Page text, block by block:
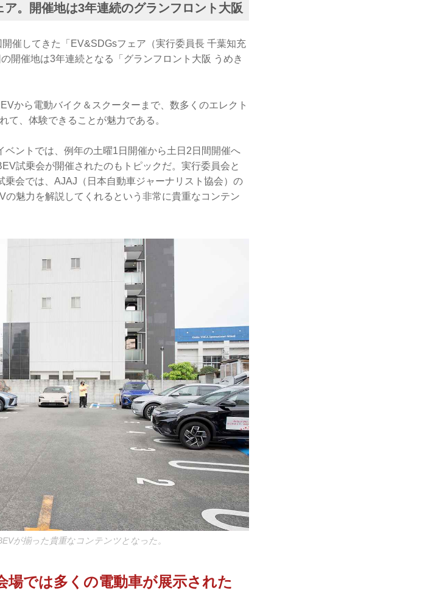
。開催地は3年連続のグランフロント大阪
催してきた「EV&SDGsフェア（実行委員長 千葉知充
開催地は3年連続となる「グランフロント大阪 うめき
から電動バイク＆スクーターまで、数多くのエレクト
て、体験できることが魅力である。
ントでは、例年の土曜1日開催から土日2日間開催へ
試乗会が開催されたのもトピックだ。実行委員会と
乗会では、AJAJ（日本自動車ジャーナリスト協会）の
魅力を解説してくれるという非常に貴重なコンテン
が揃った貴重なコンテンツとなった。
では多くの電動車が展示された